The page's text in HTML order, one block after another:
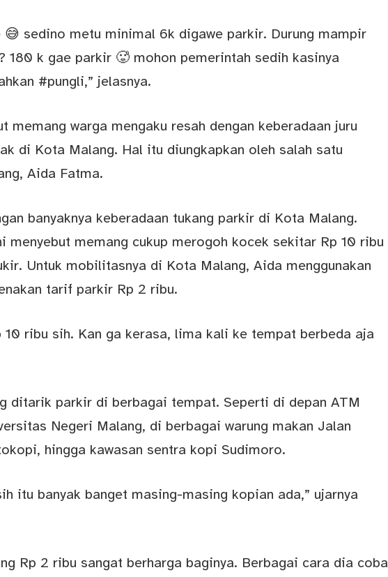
😅 sedino metu minimal 6k digawe parkir. Durung mampir
180 k gae parkir 🥵 mohon pemerintah sedih kasinya
#pungli,” jelasnya.
memang warga mengaku resah dengan keberadaan juru
di Kota Malang. Hal itu diungkapkan oleh salah satu
Aida Fatma.
banyaknya keberadaan tukang parkir di Kota Malang.
menyebut memang cukup merogoh kocek sekitar Rp 10 ribu
Untuk mobilitasnya di Kota Malang, Aida menggunakan
tarif parkir Rp 2 ribu.
10 ribu sih. Kan ga kerasa, lima kali ke tempat berbeda aja
ditarik parkir di berbagai tempat. Seperti di depan ATM
Negeri Malang, di berbagai warung makan Jalan
hingga kawasan sentra kopi Sudimoro.
itu banyak banget masing-masing kopian ada,” ujarnya
Rp 2 ribu sangat berharga baginya. Berbagai cara dia coba